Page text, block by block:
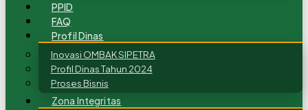
PPID
FAQ
Profil Dinas
Inovasi OMBAK SIPETRA
Profil Dinas Tahun 2024
Proses Bisnis
Zona Integritas